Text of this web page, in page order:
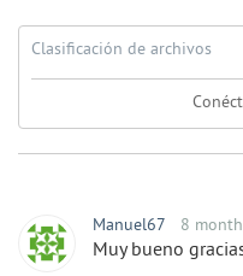
Clasificación de archivos
Manuel67 8
Muy bueno